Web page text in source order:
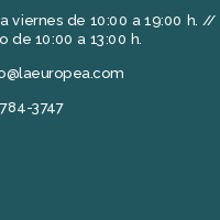
viernes de 10:00 a 19:00 h. //
de 10:00 a 13:00 h.
3747